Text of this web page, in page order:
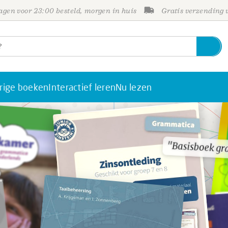
voor 23:00 besteld, morgen in huis Gratis verzending
boekenInteractief lerenNu lezen
"Basisboek
"Basisboek